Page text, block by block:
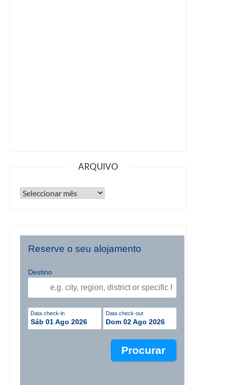
ARQUIVO
Reserve o seu alojamento
Destino
Data check-in
Sáb 01 Ago 2026
Data check-out
Dom 02 Ago 2026